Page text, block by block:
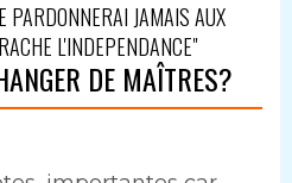
PARDONNERAI JAMAIS AUX
L'INDEPENDANCE"
DE MAÎTRES?